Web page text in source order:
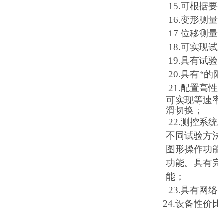
15.可根据
16.变形测
17.位移测
18.可实现
19.具有试
20.具有*的
21.配置高
可实现等速
滑切换；
22.测控系
不同试验方
图形操作功
功能。具有
能；
23.具有网
24.设备性价